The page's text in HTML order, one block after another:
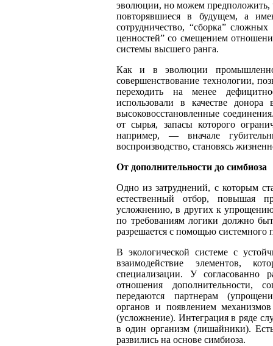
эволюции, но можем предположить,
повторявшиеся в будущем, а
сотрудничество, “сборка”
ценностей” со смещением
системы высшего ранга.
Как и в эволюции
совершенствование технологии,
переходить на менее
использовали в качестве
высоковосстановленные
от сырья, запасы которого
например, —вначале
воспроизводство, становясь
От дополнительности до симбиоза
Одно из затруднений, с которым
естественный отбор, повышая
усложнению, в других к
по требованиям логики должно
разрешается с помощью системного
В экологической системе с
взаимодействие элементов,
специализации. У согласованно
отношения дополнительности,
передаются партнерам
органов и появлением
(усложнение). Интеграция в ряде
в один организм (лишайники).
развились на основе симбиоза.